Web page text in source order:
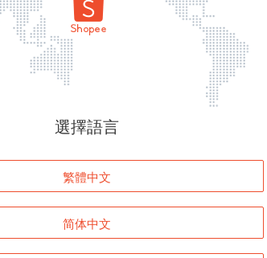
頁面無法顯示
登入
返回首頁
選擇語言
繁體中文
简体中文